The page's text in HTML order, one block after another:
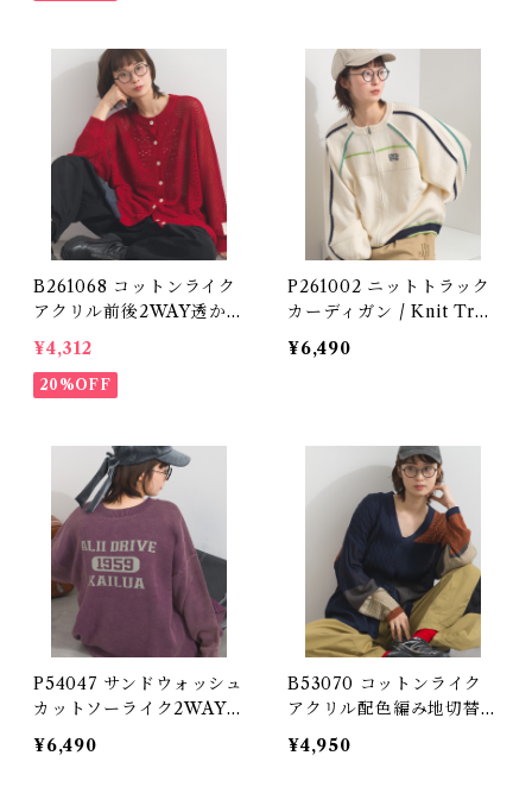
B261068 コットンライク
アクリル前後2WAY透かし
柄カーディガン / Cotton-
Like Acrylic Reversible
2-Way Openwork Cardi
¥4,312
20%OFF
P261002 ニットトラック
カーディガン / Knit Trac
k Cardigan (残りわずか)
¥6,490
P54047 サンドウォッシュ
カットソーライク2WAYロ
ゴクルーネックカーディガ
ン / Sand-Washed Cut-a
¥6,490
B53070 コットンライク
アクリル配色編み地切替V
カーディガン / Cotton-Li
ke Acrylic Color-Block
¥4,950